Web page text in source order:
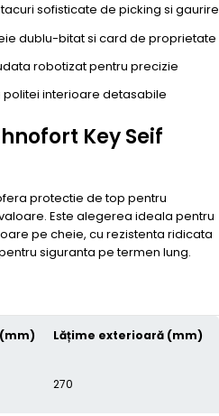
sofisticate de picking si gaurire
dublu-bitat si card de proprietate
robotizat pentru precizie
interioare detasabile
Key Seif
protectie de top pentru
Este alegerea ideala pentru
pe cheie, cu rezistenta ridicata
siguranta pe termen lung.
Lățime exterioară (mm)
270